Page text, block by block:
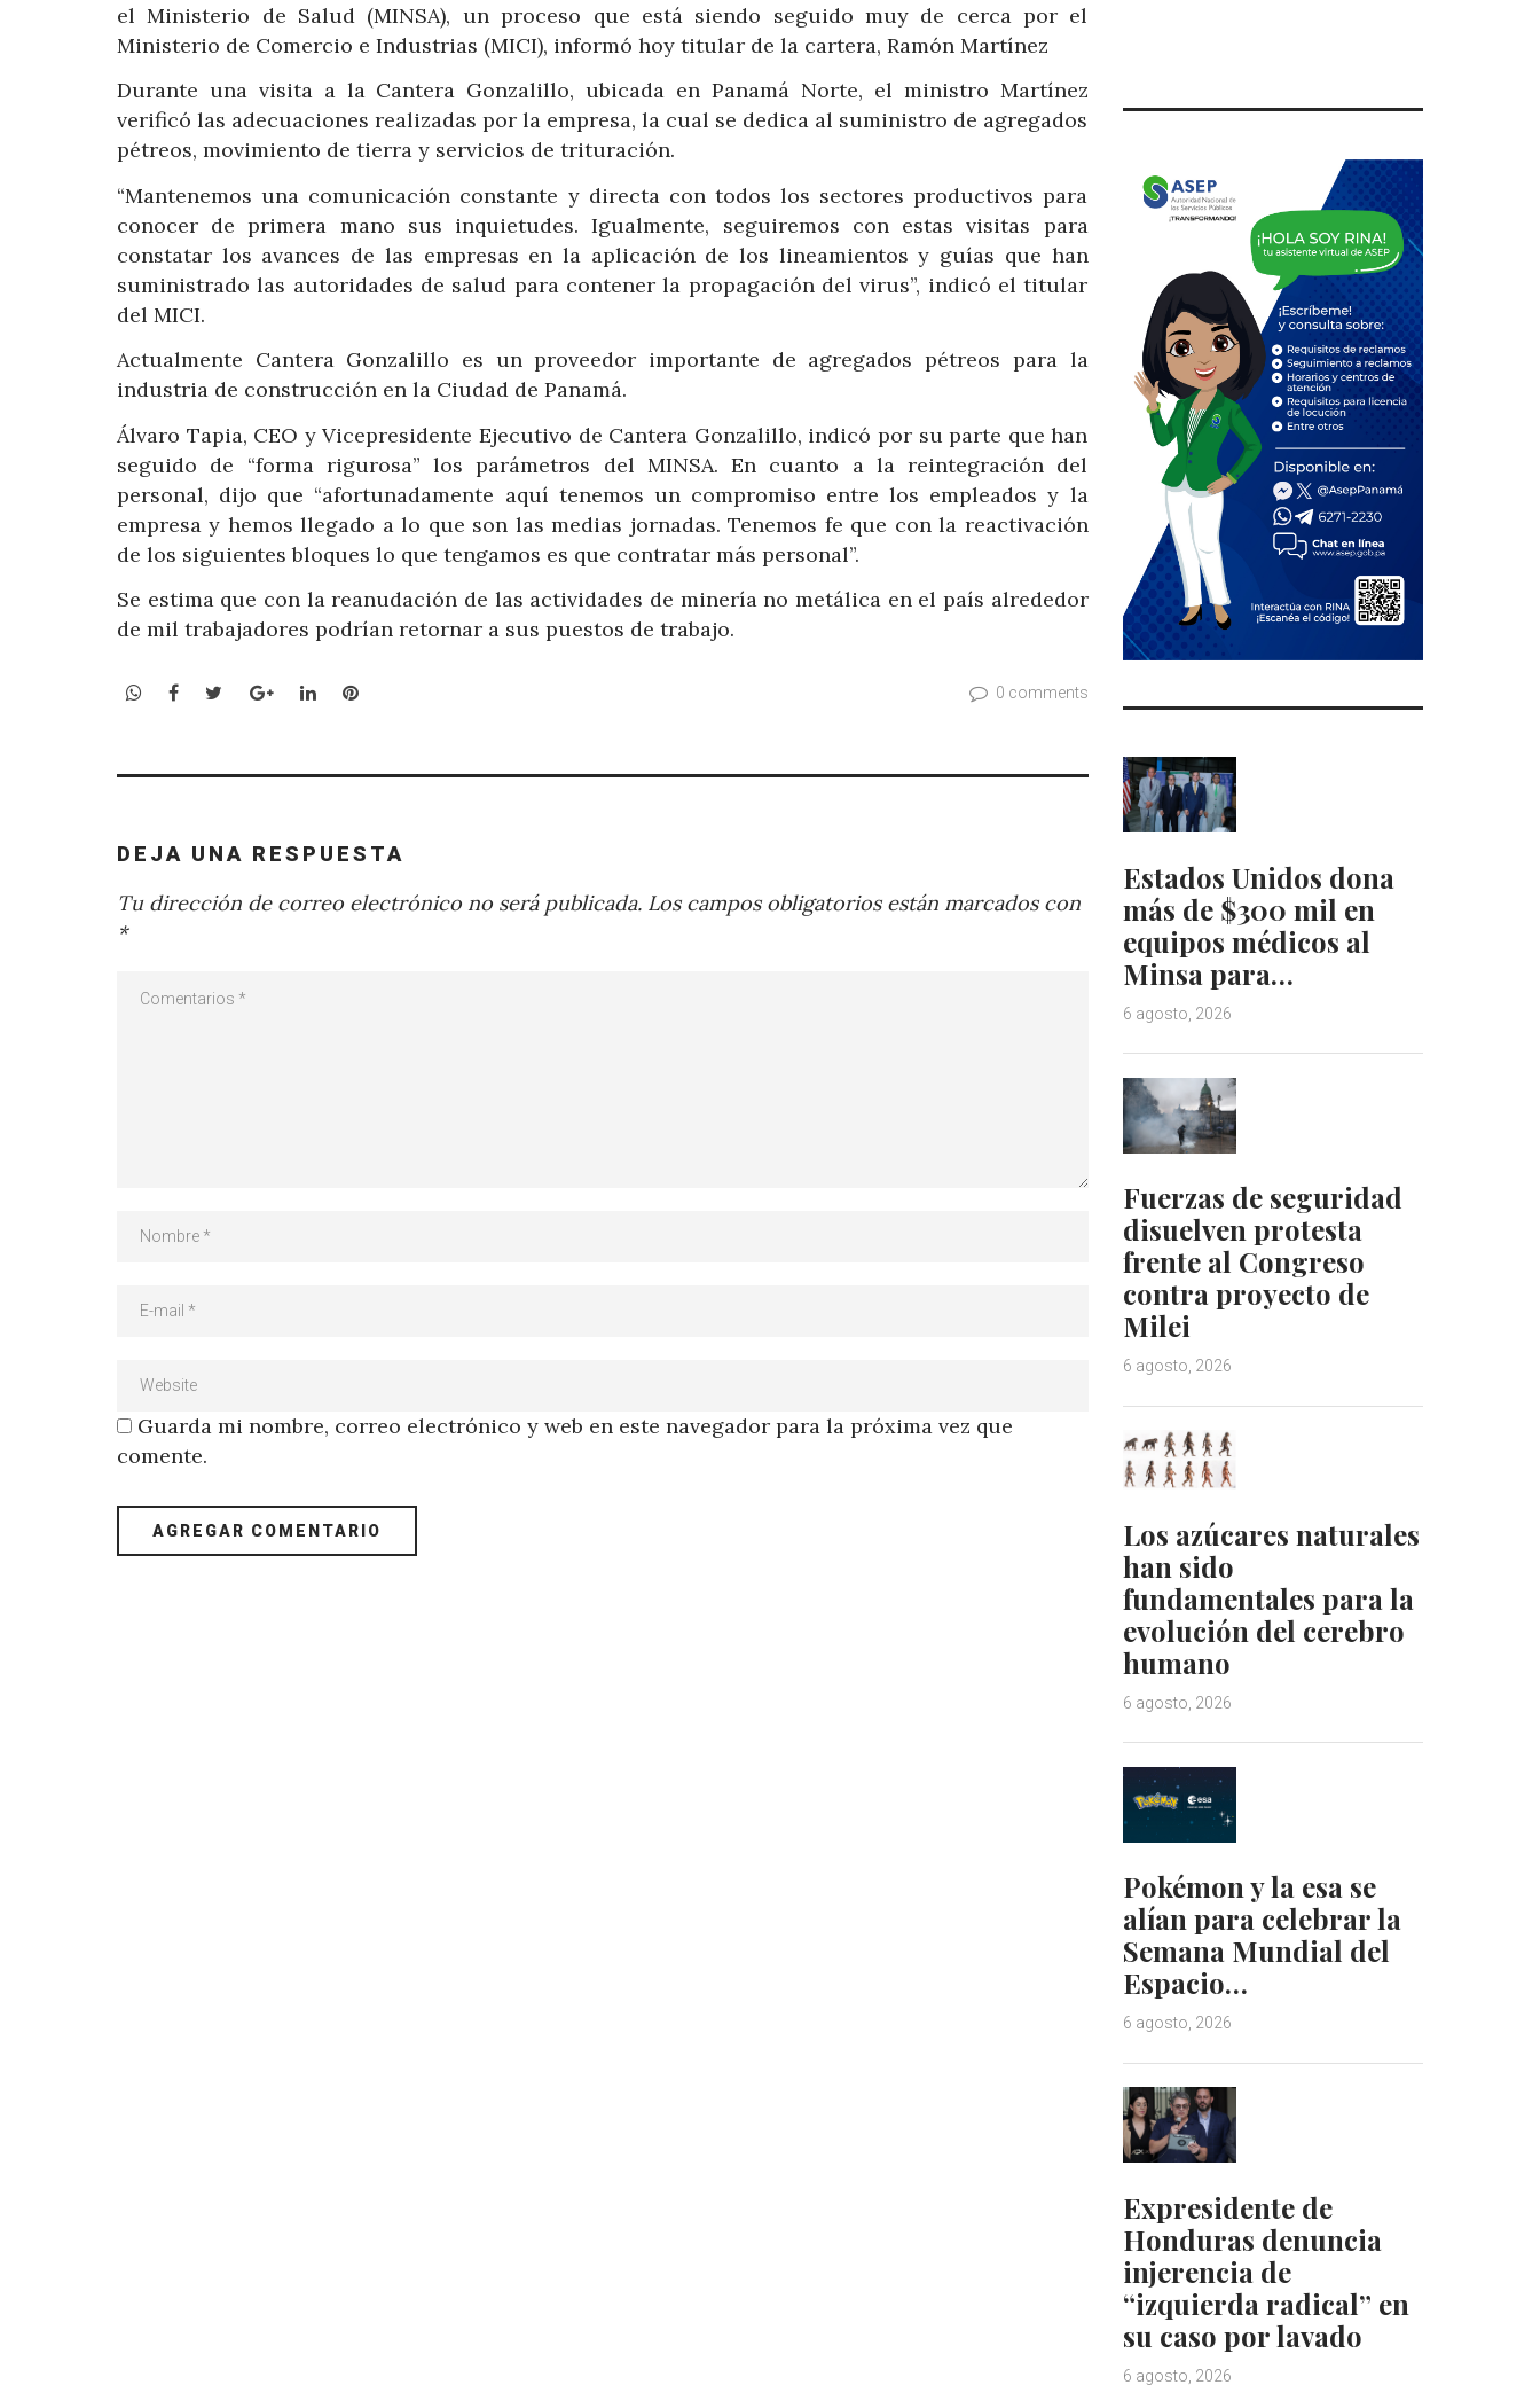
el Ministerio de Salud (MINSA), un proceso que está siendo seguido muy de cerca por el
Ministerio de Comercio e Industrias (MICI), informó hoy titular de la cartera, Ramón Martínez
Durante una visita a la Cantera Gonzalillo, ubicada en Panamá Norte, el ministro Martínez
verificó las adecuaciones realizadas por la empresa, la cual se dedica al suministro de agregados
pétreos, movimiento de tierra y servicios de trituración.
“Mantenemos una comunicación constante y directa con todos los sectores productivos para
conocer de primera mano sus inquietudes. Igualmente, seguiremos con estas visitas para
constatar los avances de las empresas en la aplicación de los lineamientos y guías que han
suministrado las autoridades de salud para contener la propagación del virus”, indicó el titular
del MICI.
Actualmente Cantera Gonzalillo es un proveedor importante de agregados pétreos para la
industria de construcción en la Ciudad de Panamá.
Álvaro Tapia, CEO y Vicepresidente Ejecutivo de Cantera Gonzalillo, indicó por su parte que han
seguido de “forma rigurosa” los parámetros del MINSA. En cuanto a la reintegración del
personal, dijo que “afortunadamente aquí tenemos un compromiso entre los empleados y la
empresa y hemos llegado a lo que son las medias jornadas. Tenemos fe que con la reactivación
de los siguientes bloques lo que tengamos es que contratar más personal”.
Se estima que con la reanudación de las actividades de minería no metálica en el país alrededor
de mil trabajadores podrían retornar a sus puestos de trabajo.
WhatsApp
Facebook
TwitterGoogle+LinkedInPinterest 0 comments
DEJA UNA RESPUESTA
Tu dirección de correo electrónico no será publicada. Los campos obligatorios están marcados con
*
Guarda mi nombre, correo electrónico y web en este navegador para la próxima vez que
comente.
Estados Unidos dona
más de $300 mil en
equipos médicos al
Minsa para…
6 agosto, 2026
Fuerzas de seguridad
disuelven protesta
frente al Congreso
contra proyecto de
Milei
6 agosto, 2026
Los azúcares naturales
han sido
fundamentales para la
evolución del cerebro
humano
6 agosto, 2026
Pokémon y la esa se
alían para celebrar la
Semana Mundial del
Espacio…
6 agosto, 2026
Expresidente de
Honduras denuncia
injerencia de
“izquierda radical” en
su caso por lavado
6 agosto, 2026